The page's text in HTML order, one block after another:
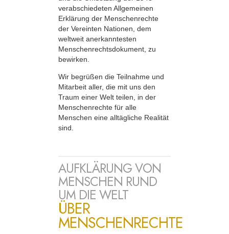
verabschiedeten Allgemeinen
Erklärung der Menschenrechte
der Vereinten Nationen, dem
weltweit anerkanntesten
Menschenrechtsdokument, zu
bewirken.
Wir begrüßen die Teilnahme und
Mitarbeit aller, die mit uns den
Traum einer Welt teilen, in der
Menschenrechte für alle
Menschen eine alltägliche Realität
sind.
AUFKLÄRUNG VON
MENSCHEN RUND
UM DIE WELT
ÜBER
MENSCHENRECHTE